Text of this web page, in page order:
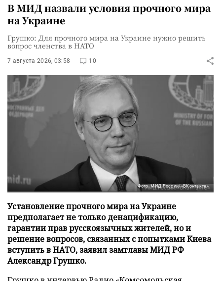
В МИД назвали условия прочного мира
на Украине
Грушко: Для прочного мира на Украине нужно решить
вопрос членства в НАТО
7 августа 2026, 03:58 10
Фото: МИД России/«ВКонтакте»
Установление прочного мира на Украине
предполагает не только денацификацию,
гарантии прав русскоязычных жителей, но и
решение вопросов, связанных с попытками Киева
вступить в НАТО, заявил замглавы МИД РФ
Александр Грушко.